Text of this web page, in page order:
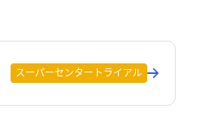
スーパーセンタートライアル